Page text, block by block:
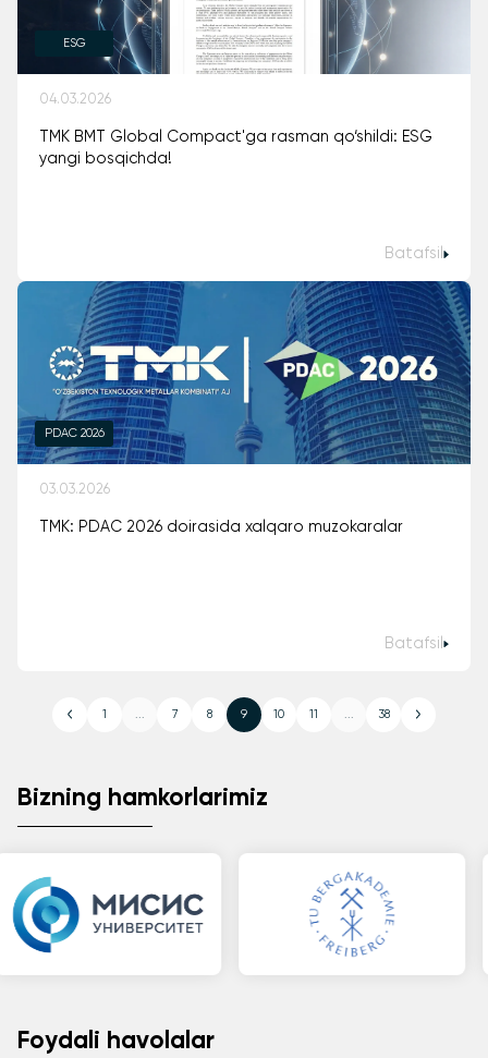
ESG
04.03.2026
TMK BMT Global Compact'ga rasman qo‘shildi: ESG
yangi bosqichda!
Batafsil
PDAC 2026
03.03.2026
TMK: PDAC 2026 doirasida xalqaro muzokaralar
Batafsil
1 ... 7 8 9 10 11 ... 38
Bizning hamkorlarimiz
Foydali havolalar